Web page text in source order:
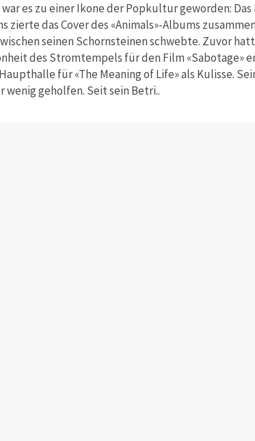
es zu einer Ikone der Popkultur geworden:
zierte das Cover des «Animals»-Albums
seinen Schornsteinen schwebte. Zuvor
des Stromtempels für den Film «Sabotage»
für «The Meaning of Life» als Kulisse.
wenig geholfen. Seit sein Betri..